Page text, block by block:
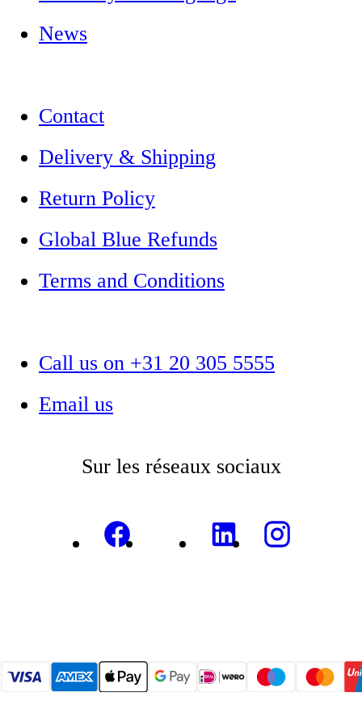
News
Contact
Delivery & Shipping
Return Policy
Global Blue Refunds
Terms and Conditions
Call us on +31 20 305 5555
Email us
Sur les réseaux sociaux